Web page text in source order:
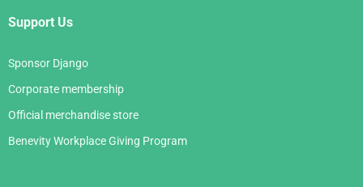
Support Us
Sponsor Django
Corporate membership
Official merchandise store
Benevity Workplace Giving Program